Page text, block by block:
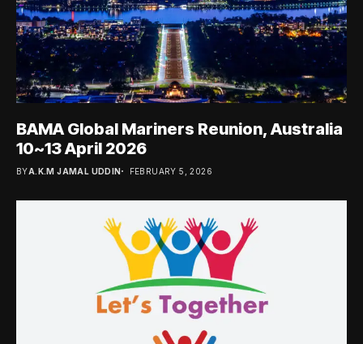
BAMA Global Mariners Reunion, Australia
10~13 April 2026
BYA.K.M JAMAL UDDIN FEBRUARY 5, 2026